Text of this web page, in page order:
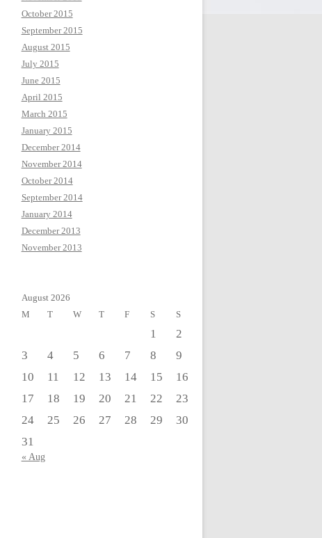
October 2015
September 2015
August 2015
July 2015
June 2015
April 2015
March 2015
January 2015
December 2014
November 2014
October 2014
September 2014
January 2014
December 2013
November 2013
August 2026
M
T W T F S S
1
2
3
4 5 6 7 8
9
10
11 12 13 14 15
16
17
18 19 20 21 22
23
24
25 26 27 28 29
30
31
« Aug